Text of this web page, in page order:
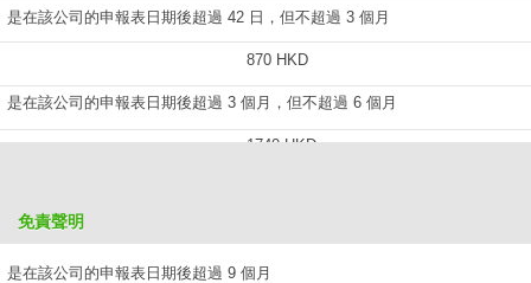
是在該公司的申報表日期後超過 42 日，但不超過 3 個月
870 HKD
是在該公司的申報表日期後超過 3 個月，但不超過 6 個月
1740 HKD
是在該公司的申報表日期後超過 9 個月
免責聲明